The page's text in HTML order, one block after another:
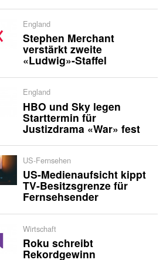
England
Stephen Merchant
verstärkt zweite
«Ludwig»-Staffel
England
HBO und Sky legen
Starttermin für
Justizdrama «War» fest
US-Fernsehen
US-Medienaufsicht kippt
TV-Besitzsgrenze für
Fernsehsender
Wirtschaft
Roku schreibt
Rekordgewinn